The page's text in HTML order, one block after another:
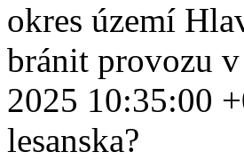
okres území
bránit provozu
2025 10:35:00
lesanska?